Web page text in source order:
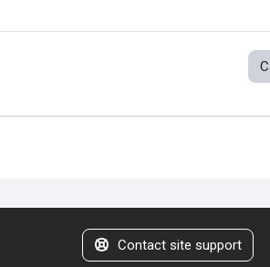
Contact site support